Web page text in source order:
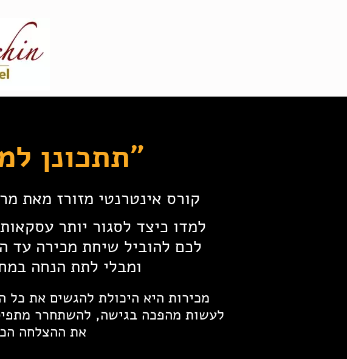
"תתכונן
קורס אינטרנטי מזורז מאת
לכם להוביל שיחת מכירה עד
ומבלי לתת הנחה
מכירות היא היכולת להגשים את כל
לעשות מהפכה בגישה, להשתחרר
את ההצלחה